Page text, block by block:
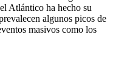
Atlántico ha hecho su
algunos picos de
masivos como los